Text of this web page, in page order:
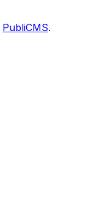
PubliCMS.